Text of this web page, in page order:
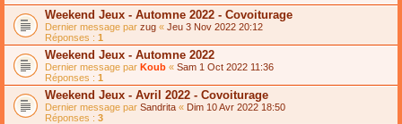
Weekend Jeux - Automne 2022 - Covoiturage
Dernier message par zug « Jeu 3 Nov 2022 20:12
Réponses : 1
Weekend Jeux - Automne 2022
Dernier message par Koub « Sam 1 Oct 2022 11:36
Réponses : 1
Weekend Jeux - Avril 2022 - Covoiturage
Dernier message par Sandrita « Dim 10 Avr 2022 18:50
Réponses : 3